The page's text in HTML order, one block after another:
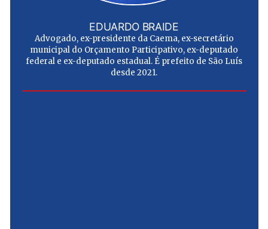
EDUARDO BRAIDE
Advogado, ex-presidente da Caema, ex-secretário
municipal do Orçamento Participativo, ex-deputado
federal e ex-deputado estadual. É prefeito de São Luís
desde 2021.